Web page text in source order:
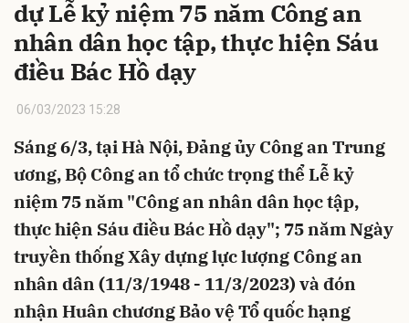
dự Lễ kỷ niệm 75 năm Công an
nhân dân học tập, thực hiện Sáu
điều Bác Hồ dạy
06/03/2023 15:28
Sáng 6/3, tại Hà Nội, Đảng ủy Công an Trung
ương, Bộ Công an tổ chức trọng thể Lễ kỷ
niệm 75 năm "Công an nhân dân học tập,
thực hiện Sáu điều Bác Hồ dạy"; 75 năm Ngày
truyền thống Xây dựng lực lượng Công an
nhân dân (11/3/1948 - 11/3/2023) và đón
nhận Huân chương Bảo vệ Tổ quốc hạng